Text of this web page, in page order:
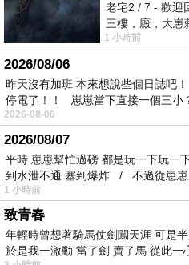
一是做為實況主非常不
半突然換主題的？二是
重，特別是前面有進遊
我就直接倒讚了。
基本上這場風波後人氣
數岌岌可危，雖然有前
大，不過有歌回台長還
力真的不錯。
綜觀一年直播功力還是
慘文，所幸一周年3D終
力，希望後面慢慢爬起
老宅2 / 7 - 歡迎
三樓，廄，大崽
個人整整齊齊地
1 小時前
2026/08/06
昨天沒有加班 本來想說些個日誌吧
停電了！！ 崽崽當下直接一個三小
2026-08-06
2026/08/07
平時 崽崽幫忙過磅 都是玩一下玩一
到水泄不通 塞到爆炸 / 不過從崽崽
1 小時前
致青春
年輕時曾想著騎馬仗劍闖天涯 可是
於是我一激動 當了劍 賣了馬 從此一